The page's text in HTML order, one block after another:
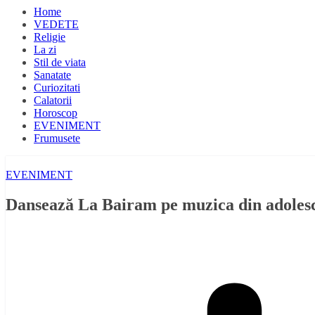
Home
VEDETE
Religie
La zi
Stil de viata
Sanatate
Curiozitati
Calatorii
Horoscop
EVENIMENT
Frumusete
EVENIMENT
Dansează La Bairam pe muzica din